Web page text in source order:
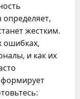
определяет,
жестким.
ошибках,
и как их